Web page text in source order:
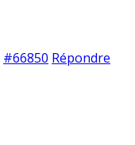
#66850 Répondre